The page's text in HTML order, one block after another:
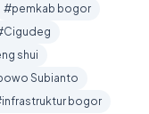
#pemkab bogor
shui
Subianto
bogor